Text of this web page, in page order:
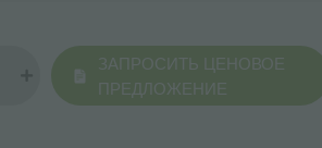
ЗАПРОСИТЬ ЦЕНОВОЕ
ПРЕДЛОЖЕНИЕ